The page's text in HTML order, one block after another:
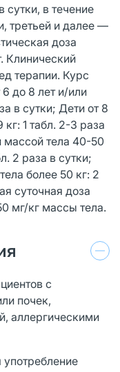
в течение
третьей и далее —
доза
Клинический
терапии. Курс
до 8 лет и/или
в сутки; Дети от 8
1 табл. 2-3 раза
массой тела 40-50
2 раза в сутки;
более 50 кг: 2
суточная доза
мг/кг массы тела.
с
почек,
аллергическими